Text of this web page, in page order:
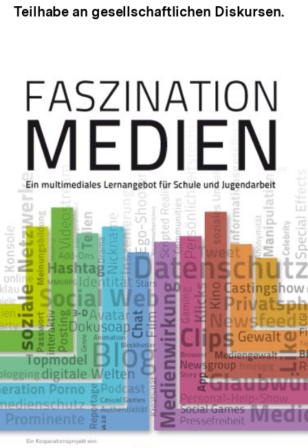
Teilhabe an gesellschaftlichen Diskursen.
In
Lightbox
öffnen